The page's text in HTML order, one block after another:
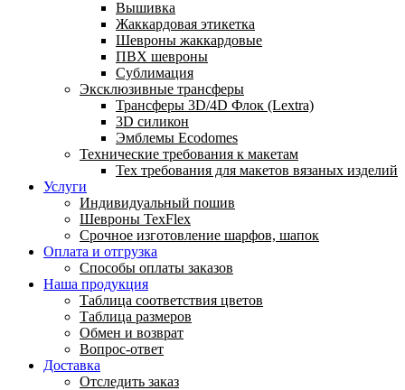
Вышивка
Жаккардовая этикетка
Шевроны жаккардовые
ПВХ шевроны
Сублимация
Эксклюзивные трансферы
Трансферы 3D/4D Флок (Lextra)
3D силикон
Эмблемы Ecodomes
Технические требования к макетам
Тех требования для макетов вязаных изделий
Услуги
Индивидуальный пошив
Шевроны TexFlex
Срочное изготовление шарфов, шапок
Оплата и отгрузка
Способы оплаты заказов
Наша продукция
Таблица соответствия цветов
Таблица размеров
Обмен и возврат
Вопрос-ответ
Доставка
Отследить заказ